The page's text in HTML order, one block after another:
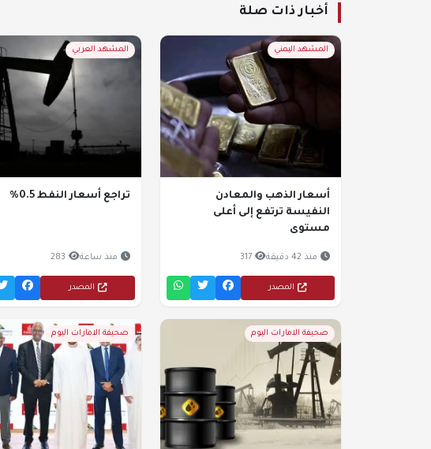
أخبار ذات صلة
المشهد اليمني
أسعار الذهب والمعادن
النفيسة ترتفع إلى أعلى
مستوى
منذ 42 دقيقة 317
المصدر
المشهد العربي
تراجع أسعار النفط 0.5%
منذ ساعة 283
المصدر
صحيفة الامارات اليوم صحيفة الامارات اليوم